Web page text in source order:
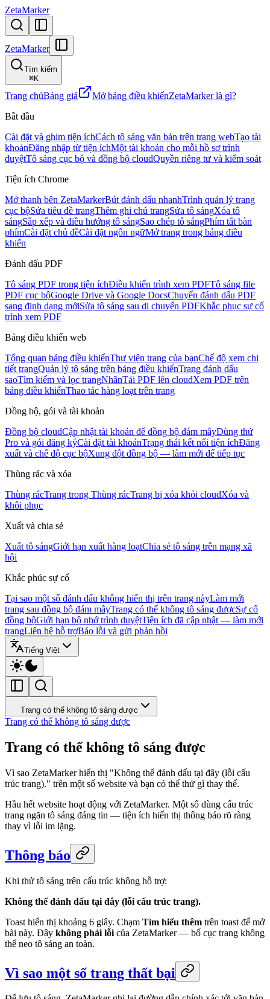
ZetaMarker
ZetaMarker
Tìm kiếm
⌘K
Trang chủBảng giá Mở bảng điều khiểnZetaMarker là gì?
Bắt đầu
Cài đặt và ghim tiện íchCách tô sáng văn bản trên trang webTạo tài
khoảnĐăng nhập từ tiện íchMột tài khoản cho mỗi hồ sơ trình
duyệtTô sáng cục bộ và đồng bộ cloudQuyền riêng tư và kiểm soát
Tiện ích Chrome
Mở thanh bên ZetaMarkerBút đánh dấu nhanhTrình quản lý trang
cục bộSửa tiêu đề trangThêm ghi chú trangSửa tô sángXóa tô
sángSắp xếp và điều hướng tô sángSao chép tô sángPhím tắt bàn
phímCài đặt chủ đềCài đặt ngôn ngữMở trang trong bảng điều
khiển
Đánh dấu PDF
Tô sáng PDF trong tiện íchĐiều khiển trình xem PDFTô sáng file
PDF cục bộGoogle Drive và Google DocsChuyển đánh dấu PDF
sang định dạng mớiSửa tô sáng sau di chuyển PDFKhắc phục sự cố
trình xem PDF
Bảng điều khiển web
Tổng quan bảng điều khiểnThư viện trang của bạnChế độ xem chi
tiết trangQuản lý tô sáng trên bảng điều khiểnTrang đánh dấu
saoTìm kiếm và lọc trangNhãnTải PDF lên cloudXem PDF trên
bảng điều khiểnThao tác hàng loạt trên trang
Đồng bộ, gói và tài khoản
Đồng bộ cloudCập nhật tài khoản để đồng bộ đám mâyDùng thử
Pro và gói đăng kýCài đặt tài khoảnTrạng thái kết nối tiện íchĐăng
xuất và chế độ cục bộXung đột đồng bộ — làm mới để tiếp tục
Thùng rác và xóa
Thùng rácTrang trong Thùng rácTrang bị xóa khỏi cloudXóa và
khôi phục
Xuất và chia sẻ
Xuất tô sángGiới hạn xuất hàng loạtChia sẻ tô sáng trên mạng xã
hội
Khắc phúc sự cố
Tại sao một số đánh dấu không hiển thị trên trang nàyLàm mới
trang sau đồng bộ đám mâyTrang có thể không tô sáng đượcSự cố
đồng bộGiới hạn bộ nhớ trình duyệtTiện ích đã cập nhật — làm mới
trangLiên hệ hỗ trợBáo lỗi và gửi phản hồi
Tiếng Việt
Trang có thể không tô sáng được
Trang có thể không tô sáng được
Trang có thể không tô sáng được
Vì sao ZetaMarker hiển thị "Không thể đánh dấu tại đây (lỗi cấu
trúc trang)." trên một số website và bạn có thể thử gì thay thế.
Hầu hết website hoạt động với ZetaMarker. Một số dùng cấu trúc
trang ngăn tô sáng đáng tin — tiện ích hiển thị thông báo rõ ràng
thay vì lỗi im lặng.
Thông báo
Khi thử tô sáng trên cấu trúc không hỗ trợ:
Không thể đánh dấu tại đây (lỗi cấu trúc trang).
Toast hiển thị khoảng 6 giây. Chạm Tìm hiểu thêm trên toast để mở
bài này. Đây không phải lỗi của ZetaMarker — bố cục trang không
thể neo tô sáng an toàn.
Vì sao một số trang thất bại